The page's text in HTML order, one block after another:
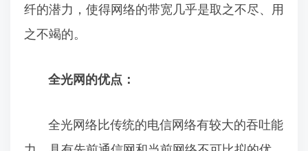
纤的潜力，使得网络的带宽几乎是取之不尽、用
之不竭的。
全光网的优点：
全光网络比传统的电信网络有较大的吞吐能